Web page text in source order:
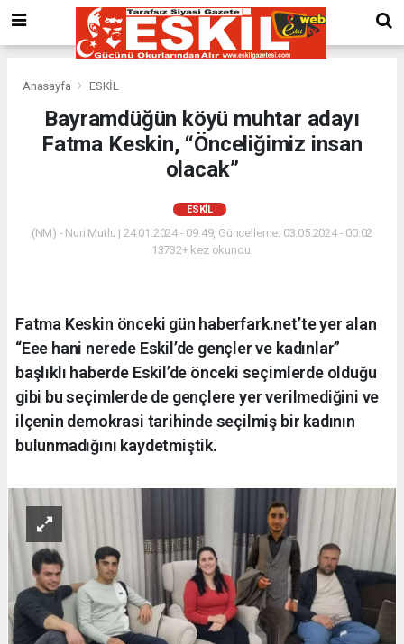
Anasayfa ESKİL
Bayramdüğün köyü muhtar adayı
Fatma Keskin, “Önceliğimiz insan
olacak”
ESKİL
(NM) - Nuri Mutlu | 24.01.2024 - 09:49, Güncelleme: 03.05.2024 - 00:02
13732+ kez okundu.
Fatma Keskin önceki gün haberfark.net’te yer alan
“Eee hani nerede Eskil’de gençler ve kadınlar”
başlıklı haberde Eskil’de önceki seçimlerde olduğu
gibi bu seçimlerde de gençlere yer verilmediğini ve
ilçenin demokrasi tarihinde seçilmiş bir kadının
bulunmadığını kaydetmiştik.